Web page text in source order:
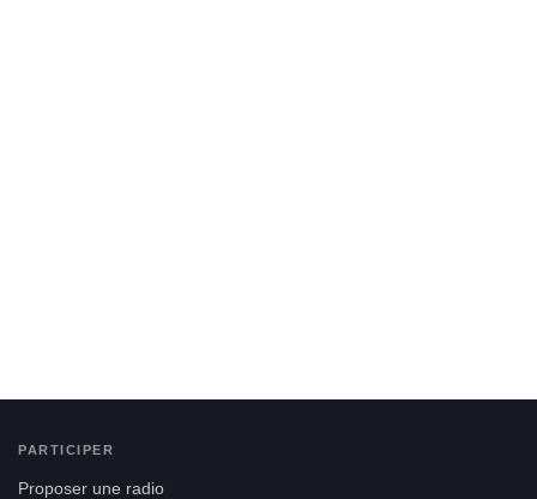
PARTICIPER
Proposer une radio